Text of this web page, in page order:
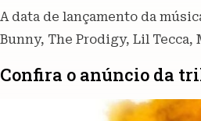
A data de lançamento da
Bunny, The Prodigy, Lil
Confira o anúncio da